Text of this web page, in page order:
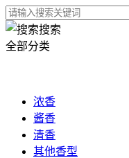
搜索
全部分类
浓香
酱香
清香
其他香型